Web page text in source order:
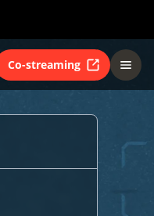
Co-streaming